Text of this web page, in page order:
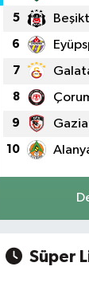
5
6
7
8
9
10
Süper